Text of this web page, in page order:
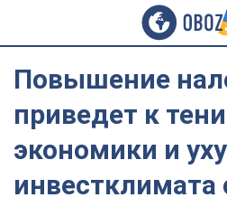
Повышение
приведет к
экономики и
инвестклимата